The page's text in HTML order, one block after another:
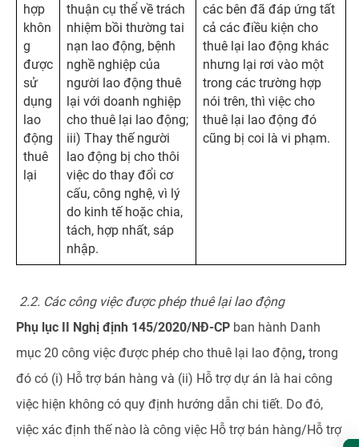
hợp
khôn
g
được
sử
dụng
lao
động
thuê
lại
thuận cụ thể về trách
nhiệm bồi thường tai
nạn lao động, bệnh
nghề nghiệp của
người lao động thuê
lại với doanh nghiệp
cho thuê lại lao động;
iii) Thay thế người
lao động bị cho thôi
việc do thay đổi cơ
cấu, công nghệ, vì lý
do kinh tế hoặc chia,
tách, hợp nhất, sáp
nhập.
các bên đã đáp ứng tất
cả các điều kiện cho
thuê lại lao động khác
nhưng lại rơi vào một
trong các trường hợp
nói trên, thì việc cho
thuê lại lao động đó
cũng bị coi là vi phạm.
2.2. Các công việc được phép thuê lại lao động
Phụ lục II Nghị định 145/2020/NĐ-CP ban hành Danh
mục 20 công việc được phép cho thuê lại lao động, trong
đó có (i) Hỗ trợ bán hàng và (ii) Hỗ trợ dự án là hai công
việc hiện không có quy định hướng dẫn chi tiết. Do đó,
việc xác định thế nào là công việc Hỗ trợ bán hàng/Hỗ trợ